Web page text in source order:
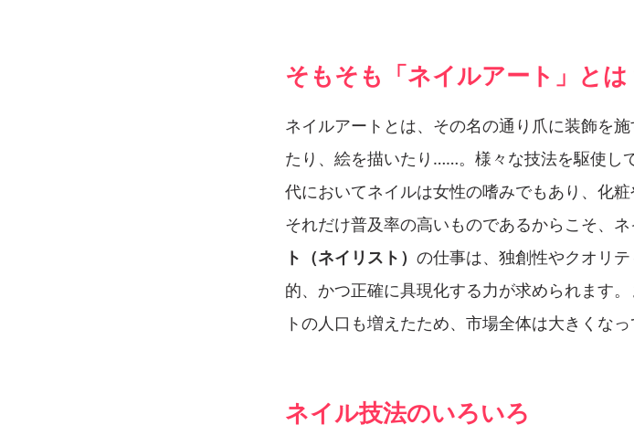
そもそも「ネイルアート」とは
ネイルアートとは、その名の通り爪に装飾を
たり、絵を描いたり……。様々な技法を駆使し
代においてネイルは女性の嗜みでもあり、化
それだけ普及率の高いものであるからこそ、
ト（ネイリスト） の仕事は、独創性やクオリ
的、かつ正確に具現化する力が求められます
トの人口も増えたため、市場全体は大きくなっ
ネイル技法のいろいろ